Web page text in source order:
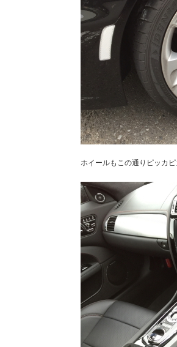
ホイールもこの通りピッカ